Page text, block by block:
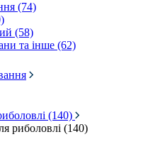
(74)
(58)
та інше (62)
(140)
риболовлі (140)